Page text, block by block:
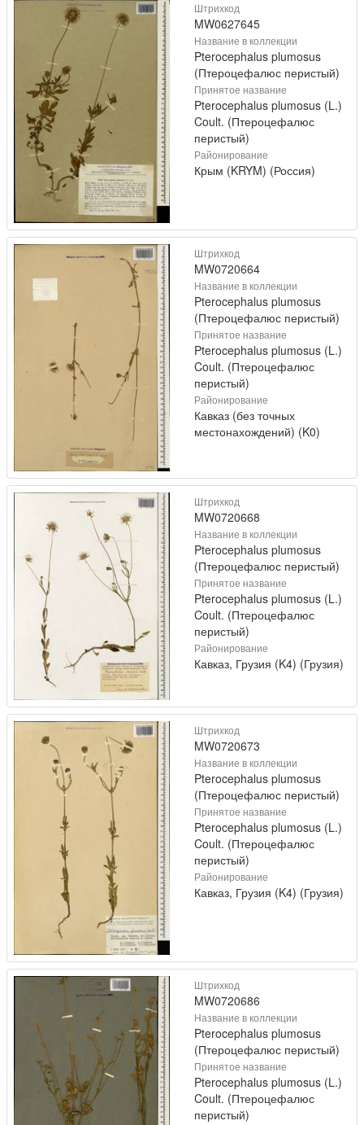
Штрихкод
MW0627645
Название в коллекции
Pterocephalus plumosus
(Птероцефалюс перистый)
Принятое название
Pterocephalus plumosus (L.)
Coult. (Птероцефалюс
перистый)
Районирование
Крым (KRYM) (Россия)
Штрихкод
MW0720664
Название в коллекции
Pterocephalus plumosus
(Птероцефалюс перистый)
Принятое название
Pterocephalus plumosus (L.)
Coult. (Птероцефалюс
перистый)
Районирование
Кавказ (без точных
местонахождений) (K0)
Штрихкод
MW0720668
Название в коллекции
Pterocephalus plumosus
(Птероцефалюс перистый)
Принятое название
Pterocephalus plumosus (L.)
Coult. (Птероцефалюс
перистый)
Районирование
Кавказ, Грузия (K4) (Грузия)
Штрихкод
MW0720673
Название в коллекции
Pterocephalus plumosus
(Птероцефалюс перистый)
Принятое название
Pterocephalus plumosus (L.)
Coult. (Птероцефалюс
перистый)
Районирование
Кавказ, Грузия (K4) (Грузия)
Штрихкод
MW0720686
Название в коллекции
Pterocephalus plumosus
(Птероцефалюс перистый)
Принятое название
Pterocephalus plumosus (L.)
Coult. (Птероцефалюс
перистый)